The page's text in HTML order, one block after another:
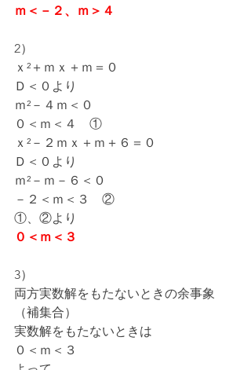
ｍ＜－２、ｍ＞４
2）
ｘ²＋ｍｘ＋ｍ＝０
Ｄ＜０より
ｍ²－４ｍ＜０
０＜ｍ＜４　①
ｘ²－２ｍｘ＋ｍ＋６＝０
Ｄ＜０より
ｍ²－ｍ－６＜０
－２＜ｍ＜３　②
①、②より
０＜ｍ＜３
3）
両方実数解をもたないときの余事象
（補集合）
実数解をもたないときは
０＜ｍ＜３